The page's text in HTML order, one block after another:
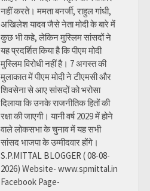
नहीं करते। ममता बनर्जी, राहुल गांधी,
अखिलेश यादव जैसे नेता मोदी के बारे में
कुछ भी कहे, लेकिन मुस्लिम सांसदों ने
यह प्रदर्शित किया है कि पीएम मोदी
मुस्लिम विरोधी नहीं है। 7 अगस्त की
मुलाकात में पीएम मोदी ने टीएमसी और
शिवसेना से आए सांसदों को भरोसा
दिलाया कि उनके राजनीतिक हितों की
रक्षा की जाएगी। यानी वर्ष 2029 में होने
वाले लोकसभा के चुनाव में यह सभी
सांसद भाजपा के उम्मीदवार होंगे।
S.P.MITTAL BLOGGER ( 08-08-
2026) Website- www.spmittal.in
Facebook Page-